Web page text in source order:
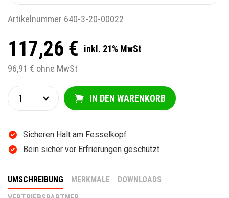
Artikelnummer 640-3-20-00022
117,26 €
inkl. 21% MwSt
96,91 € ohne MwSt
IN DEN WARENKORB
Sicheren Halt am Fesselkopf
Bein sicher vor Erfrierungen geschützt
UMSCHREIBUNG MERKMALE
DOWNLOADS